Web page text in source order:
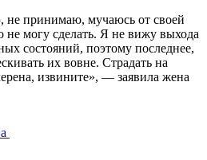
не принимаю, мучаюсь от своей
могу сделать. Я не вижу выхода
состояний, поэтому последнее,
их вовне. Страдать на
извините», — заявила жена